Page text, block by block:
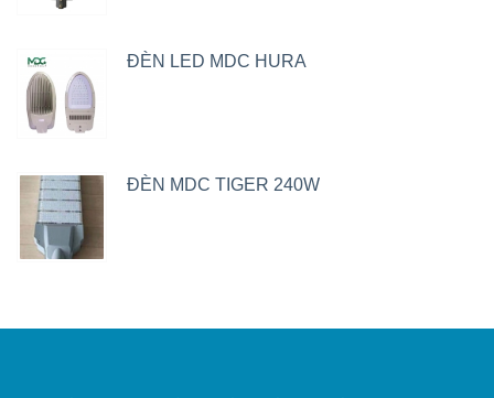
ĐÈN LED MDC HURA
ĐÈN MDC TIGER 240W